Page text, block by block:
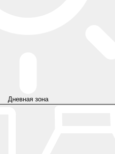
Дневная зона